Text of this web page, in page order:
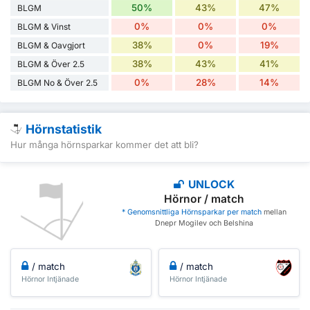
BLGM 50% 43% 47%
BLGM & Vinst 0% 0% 0%
BLGM & Oavgjort 38% 0% 19%
BLGM & Över 2.5 38% 43% 41%
BLGM No & Över 2.5 0% 28% 14%
Hörnstatistik
Hur många hörnsparkar kommer det att bli?
UNLOCK
Hörnor / match
* Genomsnittliga Hörnsparkar per match mellan
Dnepr Mogilev och Belshina
/ match
Hörnor Intjänade
/ match
Hörnor Intjänade